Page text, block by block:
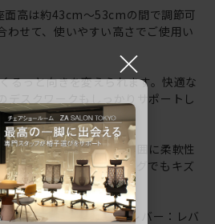
面高は約43cm～53cmの間で調節可
わせて、使いやすい高さでご使用い
るっと向きを変えられます。快適な
デスクワークもしっかりサポートし
輪キャスター】車輪の周囲に柔軟性
つけており、フローリングでもキズ
スターを採用。
バー】(1)座面高さ調節レバー：レバ
×